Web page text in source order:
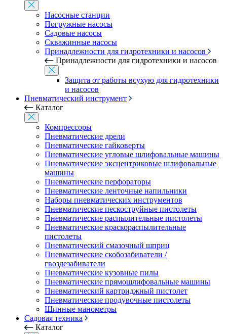
Насосные станции
Погружные насосы
Садовые насосы
Скважинные насосы
Принадлежности для гидротехники и насосов
Принадлежности для гидротехники и насосов
Защита от работы всухую для гидротехники
и насосов
Пневматический инструмент
Каталог
Компрессоры
Пневматические дрели
Пневматические гайковерты
Пневматические угловые шлифовальные машины
Пневматические эксцентриковые шлифовальные
машины
Пневматические перфораторы
Пневматические ленточные напильники
Наборы пневматических инструментов
Пневматические пескоструйные пистолеты
Пневматические распылительные пистолеты
Пневматические краскораспылительные
пистолеты
Пневматический смазочный шприц
Пневматические скобозабиватели /
гвоздезабиватели
Пневматические кузовные пилы
Пневматические прямошлифовальные машины
Пневматический картриджный пистолет
Пневматические продувочные пистолеты
Шинные манометры
Садовая техника
Каталог